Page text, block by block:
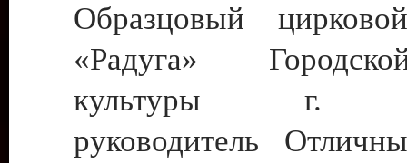
Образцовый
«Радуга»
культуры г.
руководитель